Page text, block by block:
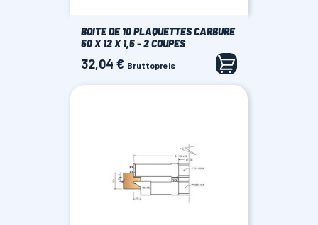
BOITE DE 10 PLAQUETTES CARBURE
50 X 12 X 1,5 - 2 COUPES
Preis
32,04 € Bruttopreis